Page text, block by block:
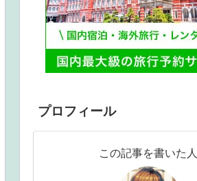
プロフィール
この記事を書いた人